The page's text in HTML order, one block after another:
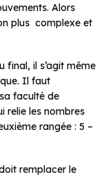
Alors
plus complexe et
final, il s’agit même
Il faut
faculté de
relie les nombres
rangée : 5 –
remplacer le